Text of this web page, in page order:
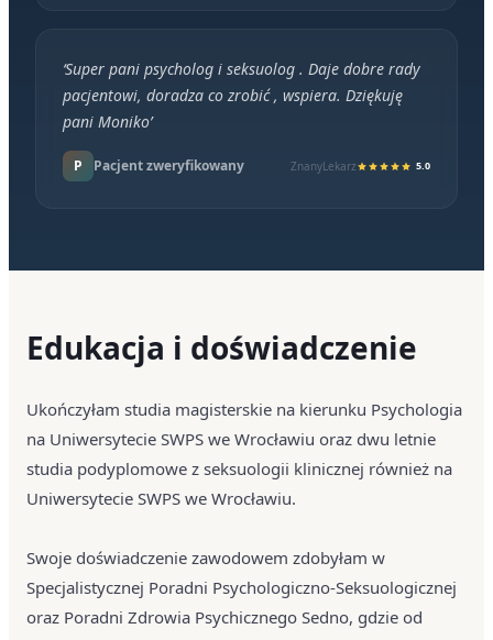
‘Super pani psycholog i seksuolog . Daje dobre rady
pacjentowi, doradza co zrobić , wspiera. Dziękuję
pani Moniko’
P Pacjent zweryfikowany ZnanyLekarz 5.0
Edukacja i doświadczenie
Ukończyłam studia magisterskie na kierunku Psychologia
na Uniwersytecie SWPS we Wrocławiu oraz dwu letnie
studia podyplomowe z seksuologii klinicznej również na
Uniwersytecie SWPS we Wrocławiu.
Swoje doświadczenie zawodowem zdobyłam w
Specjalistycznej Poradni Psychologiczno-Seksuologicznej
oraz Poradni Zdrowia Psychicznego Sedno, gdzie od